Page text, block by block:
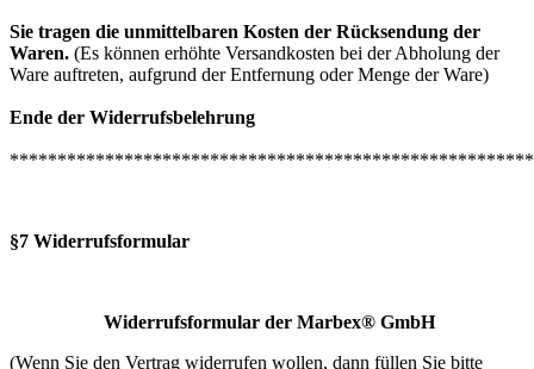
Sie tragen die unmittelbaren Kosten der Rücksendung der
Waren. (Es können erhöhte Versandkosten bei der Abholung der
Ware auftreten, aufgrund der Entfernung oder Menge der Ware)
Ende der Widerrufsbelehrung
§7 Widerrufsformular
Widerrufsformular der Marbex® GmbH
(Wenn Sie den Vertrag widerrufen wollen, dann füllen Sie bitte